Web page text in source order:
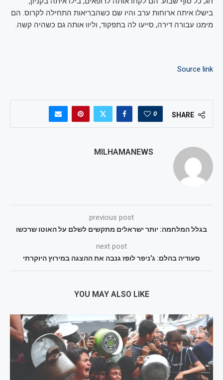
בישלו איתה ארוחות ערב והיו שם כשהבריאות התחילה לקרוס. הם
מימנו עבורה דירה, סייעו לה בתפקוד, וליוו אותה גם כשהיה קשה.
Source link
SHARE
0
MILHAMANEWS
previous post
בגלל המלחמה: יותר ישראלים מתקשים לשלם על האוטו שרכשו
next post
סעודיה בהלם: ג'ניפר לופז גנבה את ההצגה במירוץ היוקרתי
YOU MAY ALSO LIKE